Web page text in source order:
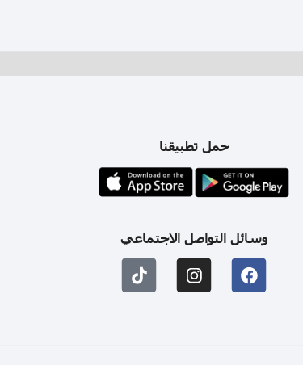
حمل تطبيقنا
وسائل التواصل الاجتماعي